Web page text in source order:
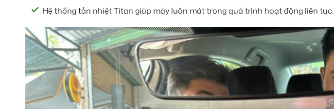
Hệ thống tản nhiệt Titan giúp máy luôn mát trong quá trình hoạt động liên tục.